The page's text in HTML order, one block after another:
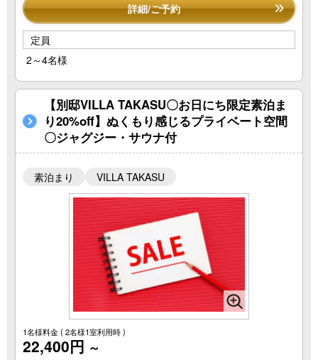
詳細/ご予約
定員
2～4名様
【別邸VILLA TAKASU〇お日にち限定素泊ま
り20%off】ぬくもり感じるプライベート空間
〇ジャグジー・サウナ付
素泊まり VILLA TAKASU
1名様料金( 2名様1室利用時 )
22,400円 ～